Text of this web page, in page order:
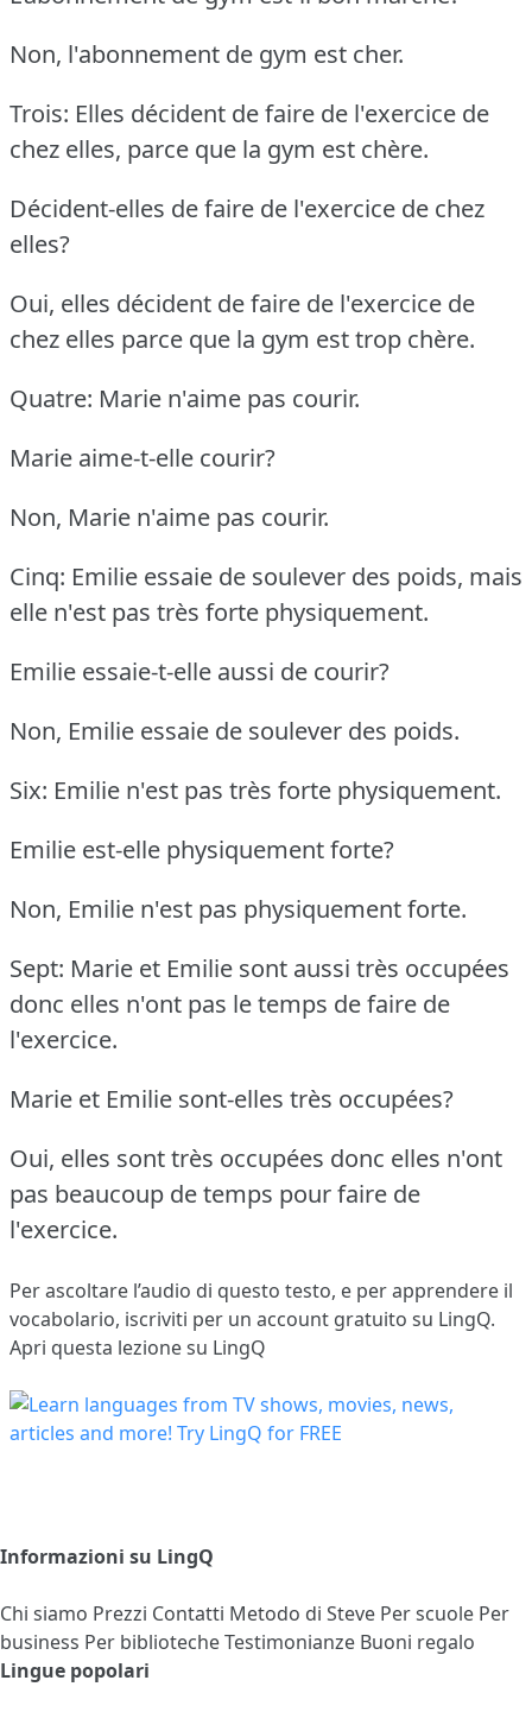
Non, l'abonnement de gym est cher.
Trois: Elles décident de faire de l'exercice de
chez elles, parce que la gym est chère.
Décident-elles de faire de l'exercice de chez
elles?
Oui, elles décident de faire de l'exercice de
chez elles parce que la gym est trop chère.
Quatre: Marie n'aime pas courir.
Marie aime-t-elle courir?
Non, Marie n'aime pas courir.
Cinq: Emilie essaie de soulever des poids, mais
elle n'est pas très forte physiquement.
Emilie essaie-t-elle aussi de courir?
Non, Emilie essaie de soulever des poids.
Six: Emilie n'est pas très forte physiquement.
Emilie est-elle physiquement forte?
Non, Emilie n'est pas physiquement forte.
Sept: Marie et Emilie sont aussi très occupées
donc elles n'ont pas le temps de faire de
l'exercice.
Marie et Emilie sont-elles très occupées?
Oui, elles sont très occupées donc elles n'ont
pas beaucoup de temps pour faire de
l'exercice.
Per ascoltare l’audio di questo testo, e per apprendere il
vocabolario, iscriviti per un account gratuito su LingQ.
Apri questa lezione su LingQ
Informazioni su LingQ
Chi siamo Prezzi Contatti Metodo di Steve Per scuole Per
business Per bibliotecheTestimonianze Buoni regalo
Lingue popolari